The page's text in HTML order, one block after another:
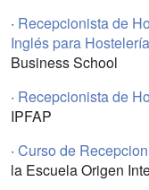
· Recepcionista de
Inglés para Hostelería
Business School
· Recepcionista de
IPFAP
· Curso de
la Escuela Origen